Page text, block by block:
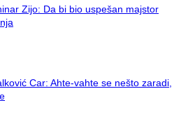
Zijo: Da bi bio uspešan majstor
Car: Ahte-vahte se nešto zaradi,